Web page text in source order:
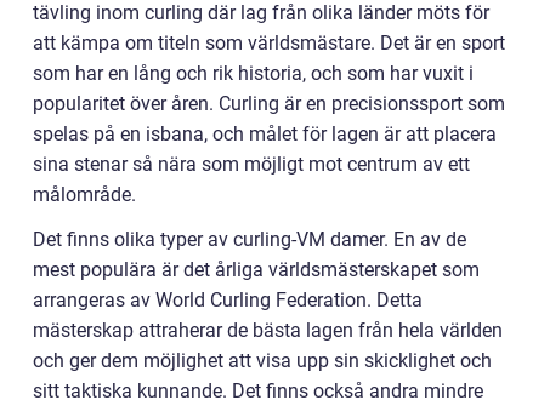
tävling inom curling där lag från olika länder möts för
att kämpa om titeln som världsmästare. Det är en sport
som har en lång och rik historia, och som har vuxit i
popularitet över åren. Curling är en precisionssport som
spelas på en isbana, och målet för lagen är att placera
sina stenar så nära som möjligt mot centrum av ett
målområde.
Det finns olika typer av curling-VM damer. En av de
mest populära är det årliga världsmästerskapet som
arrangeras av World Curling Federation. Detta
mästerskap attraherar de bästa lagen från hela världen
och ger dem möjlighet att visa upp sin skicklighet och
sitt taktiska kunnande. Det finns också andra mindre